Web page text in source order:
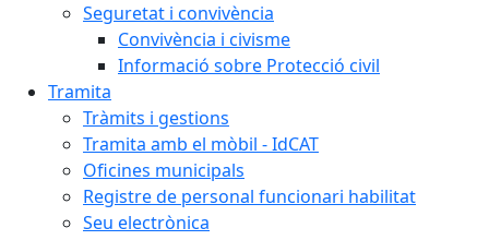
Seguretat i convivència
Convivència i civisme
Informació sobre Protecció civil
Tramita
Tràmits i gestions
Tramita amb el mòbil - IdCAT
Oficines municipals
Registre de personal funcionari habilitat
Seu electrònica